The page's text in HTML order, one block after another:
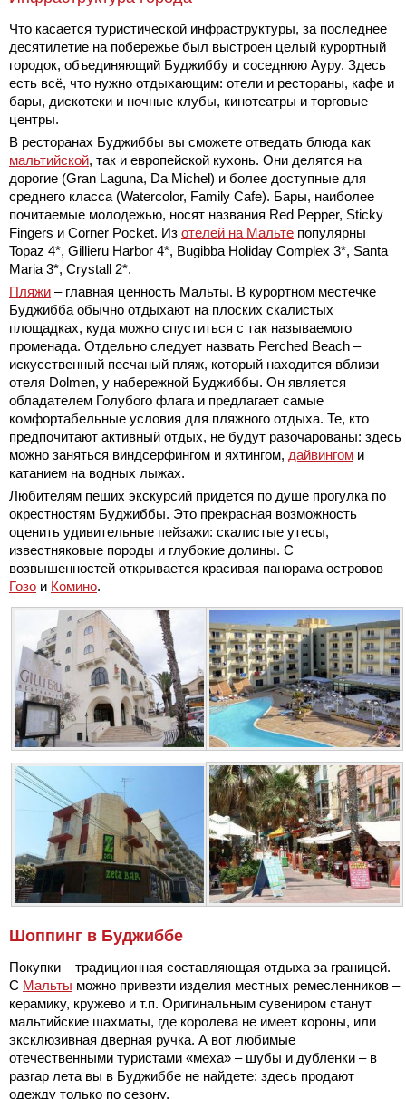
Что касается туристической инфраструктуры, за последнее
десятилетие на побережье был выстроен целый курортный
городок, объединяющий Буджиббу и соседнюю Ауру. Здесь
есть всё, что нужно отдыхающим: отели и рестораны, кафе и
бары, дискотеки и ночные клубы, кинотеатры и торговые
центры.
В ресторанах Буджиббы вы сможете отведать блюда как
мальтийской, так и европейской кухонь. Они делятся на
дорогие (Gran Laguna, Da Michel) и более доступные для
среднего класса (Watercolor, Family Cafe). Бары, наиболее
почитаемые молодежью, носят названия Red Pepper, Sticky
Fingers и Corner Pocket. Из отелей на Мальте популярны
Topaz 4*, Gillieru Harbor 4*, Bugibba Holiday Complex 3*, Santa
Maria 3*, Crystall 2*.
Пляжи – главная ценность Мальты. В курортном местечке
Буджибба обычно отдыхают на плоских скалистых
площадках, куда можно спуститься с так называемого
променада. Отдельно следует назвать Perched Beach –
искусственный песчаный пляж, который находится вблизи
отеля Dolmen, у набережной Буджиббы. Он является
обладателем Голубого флага и предлагает самые
комфортабельные условия для пляжного отдыха. Те, кто
предпочитают активный отдых, не будут разочарованы: здесь
можно заняться виндсерфингом и яхтингом, дайвингом и
катанием на водных лыжах.
Любителям пеших экскурсий придется по душе прогулка по
окрестностям Буджиббы. Это прекрасная возможность
оценить удивительные пейзажи: скалистые утесы,
известняковые породы и глубокие долины. С
возвышенностей открывается красивая панорама островов
Гозо и Комино.
Шоппинг в Буджиббе
Покупки – традиционная составляющая отдыха за границей.
С Мальты можно привезти изделия местных ремесленников –
керамику, кружево и т.п. Оригинальным сувениром станут
мальтийские шахматы, где королева не имеет короны, или
эксклюзивная дверная ручка. А вот любимые
отечественными туристами «меха» – шубы и дубленки – в
разгар лета вы в Буджиббе не найдете: здесь продают
одежду только по сезону.